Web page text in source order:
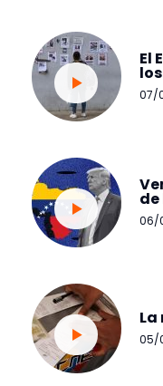
El
07/
06/
05/